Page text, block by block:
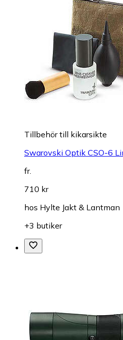
Tillbehör till kikarsikte
Swarovski Optik CSO-6
fr.
710 kr
hos Hylte Jakt & Lantman
+3 butiker